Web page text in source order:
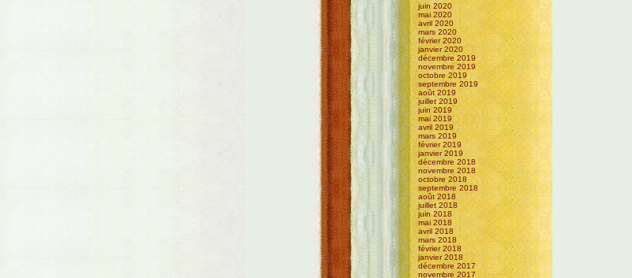
juin 2020
mai 2020
avril 2020
mars 2020
février 2020
janvier 2020
décembre 2019
novembre 2019
octobre 2019
septembre 2019
août 2019
juillet 2019
juin 2019
mai 2019
avril 2019
mars 2019
février 2019
janvier 2019
décembre 2018
novembre 2018
octobre 2018
septembre 2018
août 2018
juillet 2018
juin 2018
mai 2018
avril 2018
mars 2018
février 2018
janvier 2018
décembre 2017
novembre 2017